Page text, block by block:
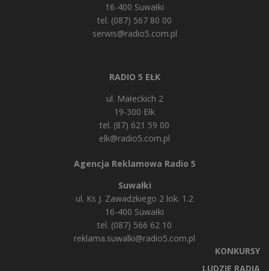
16-400 Suwałki
tel. (087) 567 80 00
serwis@radio5.com.pl
RADIO 5 EŁK
ul. Małeckich 2
19-300 Ełk
tel. (87) 621 59 00
elk@radio5.com.pl
Agencja Reklamowa Radio 5
Suwałki
ul. Ks J. Zawadzkiego 2 lok. 1.2
16-400 Suwałki
tel. (087) 566 62 10
reklama.suwalki@radio5.com.pl
KONKURSY
LUDZIE RADIA